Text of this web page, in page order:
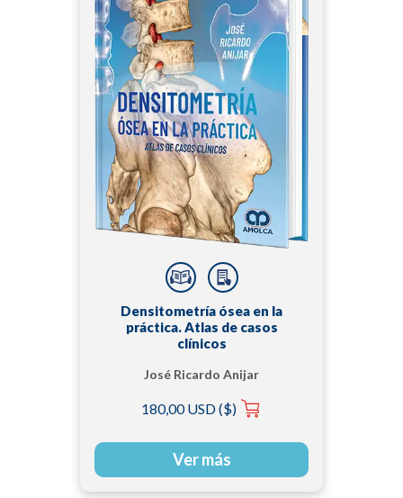
Densitometría ósea en la
práctica. Atlas de casos
clínicos
José Ricardo Anijar
180,00 USD ($)
Ver más